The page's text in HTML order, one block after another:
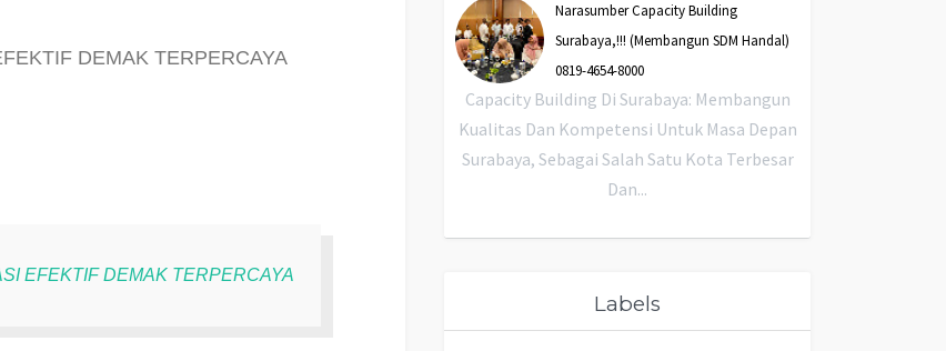
DEMAK TERPERCAYA
EFEKTIF DEMAK TERPERCAYA
Narasumber Capacity Building
Surabaya,!!! (Membangun SDM Handal)
0819-4654-8000
Capacity Building Di Surabaya: Membangun
Kualitas Dan Kompetensi Untuk Masa Depan
Surabaya, Sebagai Salah Satu Kota Terbesar
Dan...
Labels